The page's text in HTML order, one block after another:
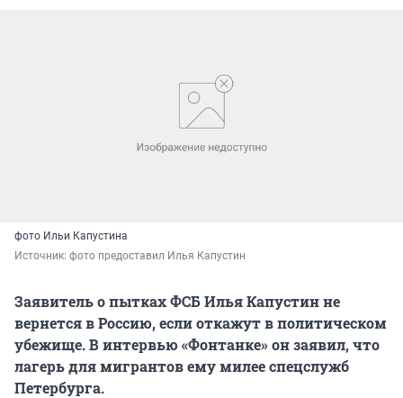
фото Ильи Капустина
Источник: фото предоставил Илья Капустин
Заявитель о пытках ФСБ Илья Капустин не
вернется в Россию, если откажут в политическом
убежище. В интервью «Фонтанке» он заявил, что
лагерь для мигрантов ему милее спецслужб
Петербурга.